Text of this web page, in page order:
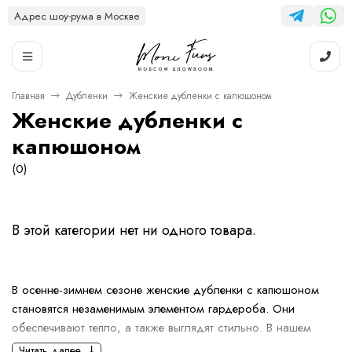
Адрес шоу-рума в Москве
Главная Дубленки Женские дубленки с капюшоном
Женские дубленки с
капюшоном
(0)
В этой категории нет ни одного товара.
В осенне-зимнем сезоне женские дубленки с капюшоном
становятся незаменимым элементом гардероба. Они
обеспечивают тепло, а также выглядят стильно. В нашем
шоуруме MoniFurs вы можете найти модели, которые